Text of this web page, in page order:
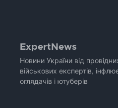
ExpertNews
Новини України від
військових експертів,
оглядачів і ютуберів